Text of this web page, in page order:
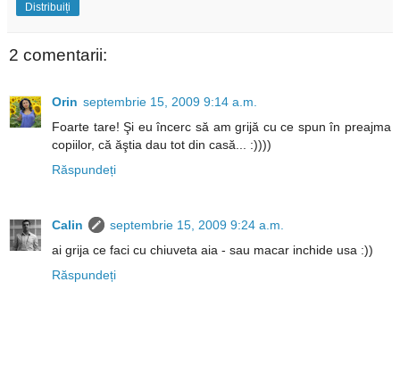
Distribuiți
2 comentarii:
Orin septembrie 15, 2009 9:14 a.m.
Foarte tare! Şi eu încerc să am grijă cu ce spun în preajma
copiilor, că ăştia dau tot din casă... :))))
Răspundeți
Calin
septembrie 15, 2009 9:24 a.m.
ai grija ce faci cu chiuveta aia - sau macar inchide usa :))
Răspundeți